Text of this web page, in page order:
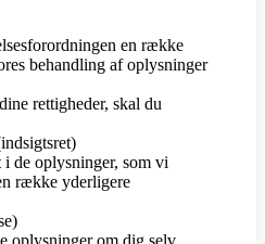
en række
behandling af oplysninger
rettigheder, skal du
de oplysninger, som vi
række yderligere